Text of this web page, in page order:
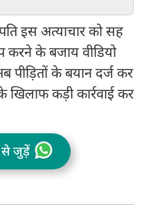
इस अत्याचार को सह
करने के बजाय वीडियो
पीड़ितों के बयान दर्ज कर
कड़ी कार्रवाई कर
से जुड़ें